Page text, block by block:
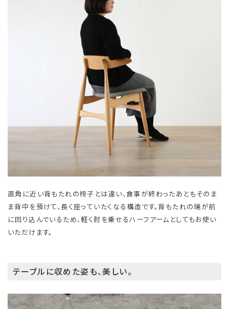
直角に近い背もたれの椅子とは違い、食事が終わったあともそのま
ま背中を預けて、長く座っていたくなる構造です。背もたれの端が前
に回り込んでいるため、軽く肘を乗せるハーフアームとしてもお使い
いただけます。
テーブルに収めた姿も、美しい。